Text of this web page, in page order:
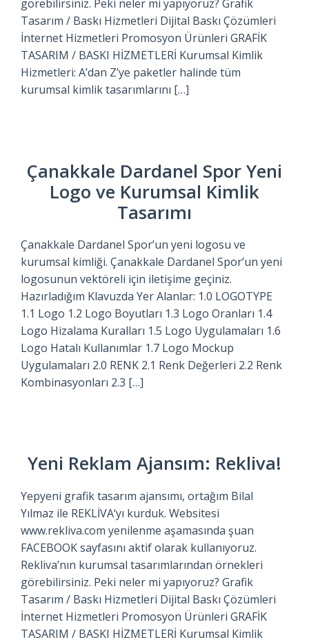
görebilirsiniz. Peki neler mi yapıyoruz? Grafik
Tasarım / Baskı Hizmetleri Dijital Baskı Çözümleri
İnternet Hizmetleri Promosyon Ürünleri GRAFİK
TASARIM / BASKI HİZMETLERİ Kurumsal Kimlik
Hizmetleri: A’dan Z’ye paketler halinde tüm
kurumsal kimlik tasarımlarını […]
Çanakkale Dardanel Spor Yeni
Logo ve Kurumsal Kimlik
Tasarımı
Çanakkale Dardanel Spor’un yeni logosu ve
kurumsal kimliği. Çanakkale Dardanel Spor’un yeni
logosunun vektöreli için iletişime geçiniz.
Hazırladığım Klavuzda Yer Alanlar: 1.0 LOGOTYPE
1.1 Logo 1.2 Logo Boyutları 1.3 Logo Oranları 1.4
Logo Hizalama Kuralları 1.5 Logo Uygulamaları 1.6
Logo Hatalı Kullanımlar 1.7 Logo Mockup
Uygulamaları 2.0 RENK 2.1 Renk Değerleri 2.2 Renk
Kombinasyonları 2.3 […]
Yeni Reklam Ajansım: Rekliva!
Yepyeni grafik tasarım ajansımı, ortağım Bilal
Yılmaz ile REKLİVA‘yı kurduk. Websitesi
www.rekliva.com yenilenme aşamasında şuan
FACEBOOK sayfasını aktif olarak kullanıyoruz.
Rekliva’nın kurumsal tasarımlarından örnekleri
görebilirsiniz. Peki neler mi yapıyoruz? Grafik
Tasarım / Baskı Hizmetleri Dijital Baskı Çözümleri
İnternet Hizmetleri Promosyon Ürünleri GRAFİK
TASARIM / BASKI HİZMETLERİ Kurumsal Kimlik